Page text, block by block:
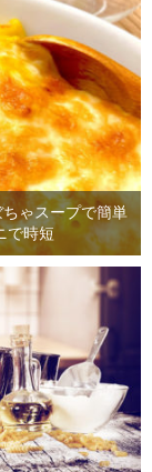
ゃスープで簡単
で時短